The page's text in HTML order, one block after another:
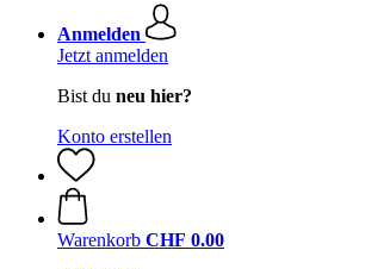
Anmelden
Jetzt anmelden
Bist du neu hier?
Konto erstellen
Warenkorb CHF 0.00